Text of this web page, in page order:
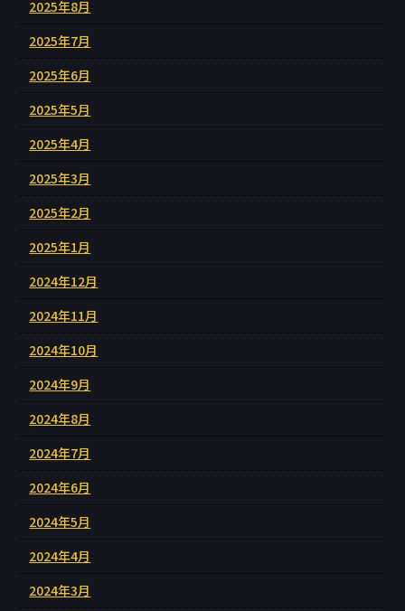
2025年8月
2025年7月
2025年6月
2025年5月
2025年4月
2025年3月
2025年2月
2025年1月
2024年12月
2024年11月
2024年10月
2024年9月
2024年8月
2024年7月
2024年6月
2024年5月
2024年4月
2024年3月